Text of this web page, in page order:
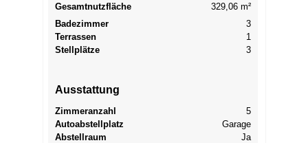
Gesamtnutzfläche
329,06 m²
Badezimmer
3
Terrassen
1
Stellplätze
3
Ausstattung
Zimmeranzahl
5
Autoabstellplatz
Garage
Abstellraum
Ja